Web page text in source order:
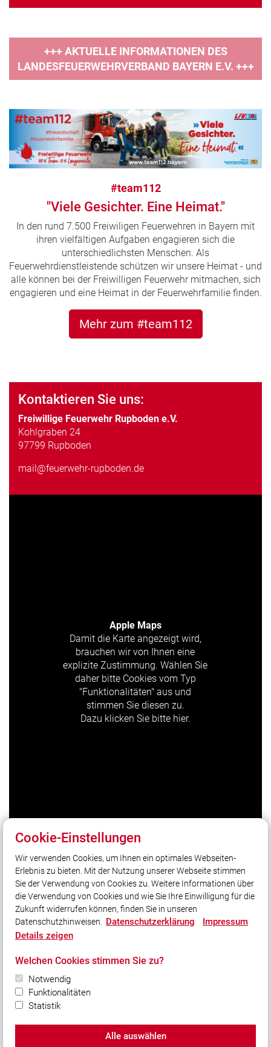
+++ AKTUELLE INFORMATIONEN DES
LANDESFEUERWEHRVERBAND BAYERN E.V. +++
#team112
"Viele Gesichter. Eine Heimat."
In den rund 7.500 Freiwiligen Feuerwehren in Bayern mit
ihren vielfältigen Aufgaben engagieren sich die
unterschiedlichsten Menschen. Als
Feuerwehrdienstleistende schützen wir unsere Heimat - und
alle können bei der Freiwilligen Feuerwehr mitmachen, sich
engagieren und eine Heimat in der Feuerwehrfamilie finden.
Mehr zum #team112
Kontaktieren Sie uns:
Freiwillige Feuerwehr Rupboden e.V.
Kohlgraben 24
97799 Rupboden
mail@feuerwehr-rupboden.de
Apple Maps
Damit die Karte angezeigt wird,
brauchen wir von Ihnen eine
explizite Zustimmung. Wählen Sie
daher bitte Cookies vom Typ
"Funktionalitäten" aus und
stimmen Sie diesen zu.
Dazu klicken Sie bitte hier.
Unser Leitsatz
Gott zur Ehr - Dem Nächsten zur Wehr
Social Media
Bleiben Sie mit uns in Kontakt und vernetzen Sie sich
mit uns!
© 2026 Freiwillige Feuerwehr Rupboden e.V.
Cookie-Einstellungen
Wir verwenden Cookies, um Ihnen ein optimales Webseiten-
Erlebnis zu bieten. Mit der Nutzung unserer Webseite stimmen
Sie der Verwendung von Cookies zu. Weitere Informationen über
die Verwendung von Cookies und wie Sie Ihre Einwilligung für die
Zukunft widerrufen können, finden Sie in unseren
Datenschutzhinweisen. Datenschutzerklärung
Impressum
Details zeigen
Welchen Cookies stimmen Sie zu?
Notwendig
Funktionalitäten
Statistik
Alle auswählen